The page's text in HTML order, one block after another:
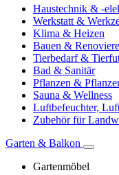
Haustechnik & -
Werkstatt &
Klima & Heizen
Bauen &
Tierbedarf &
Bad & Sanitär
Pflanzen &
Sauna & Wellness
Luftbefeuchter,
Zubehör für
Garten & Balkon
Gartenmöbel